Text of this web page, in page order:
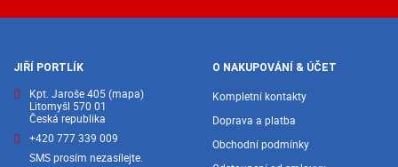
JIŘÍ PORTLÍK
Kpt. Jaroše 405(mapa)
Litomyšl 570 01
Česká republika
+420 777 339 009
SMS prosím nezasílejte.
O NAKUPOVÁNÍ & ÚČET
Kompletní kontakty
Doprava a platba
Obchodní podmínky